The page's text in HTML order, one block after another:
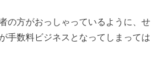
の方がおっしゃっているように、せ
手数料ビジネスとなってしまっては